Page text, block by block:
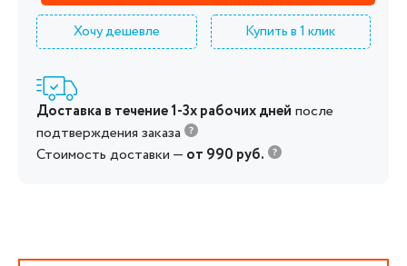
Хочу дешевле Купить в 1 клик
Доставка в течение 1-3х рабочих дней после
подтверждения заказа
Стоимость доставки — от 990 руб.